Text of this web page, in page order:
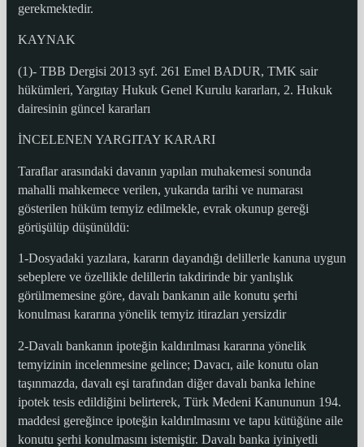
gerekmektedir.
KAYNAK
(1)- TBB Dergisi 2013 syf. 261 Emel BADUR, TMK sair
hükümleri, Yargıtay Hukuk Genel Kurulu kararları, 2. Hukuk
dairesinin güncel kararları
İNCELENEN YARGITAY KARARI
Taraflar arasındaki davanın yapılan muhakemesi sonunda
mahalli mahkemece verilen, yukarıda tarihi ve numarası
gösterilen hüküm temyiz edilmekle, evrak okunup gereği
görüşülüp düşünüldü:
1-Dosyadaki yazılara, kararın dayandığı delillerle kanuna uygun
sebeplere ve özellikle delillerin takdirinde bir yanlışlık
görülmemesine göre, davalı bankanın aile konutu şerhi
konulması kararına yönelik temyiz itirazları yersizdir
2-Davalı bankanın ipoteğin kaldırılması kararına yönelik
temyizinin incelenmesine gelince; Davacı, aile konutu olan
taşınmazda, davalı eşi tarafından diğer davalı banka lehine
ipotek tesis edildiğini belirterek, Türk Medeni Kanununun 194.
maddesi gereğince ipoteğin kaldırılmasını ve tapu kütüğüne aile
konutu şerhi konulmasını istemiştir. Davalı banka iyiniyetli